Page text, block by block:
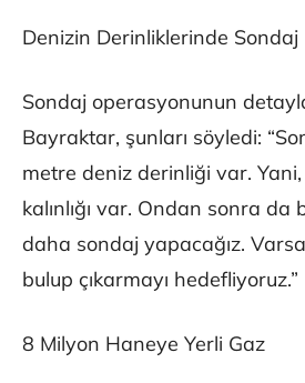
Denizin Derinliklerinde Sondaj
Sondaj operasyonunun
Bayraktar, şunları söyledi:
metre deniz derinliği var.
kalınlığı var. Ondan sonra da
daha sondaj yapacağız.
bulup çıkarmayı hedefliyoruz.”
8 Milyon Haneye Yerli Gaz